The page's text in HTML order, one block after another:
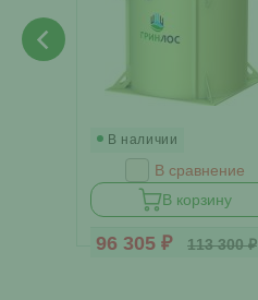
В наличии
В сравнение
В корзину
96 305 ₽ 113 300 ₽